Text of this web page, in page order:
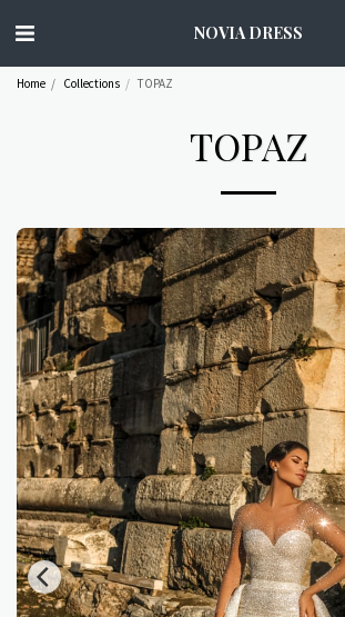
NOVIA DRESS
Home Collections TOPAZ
TOPAZ